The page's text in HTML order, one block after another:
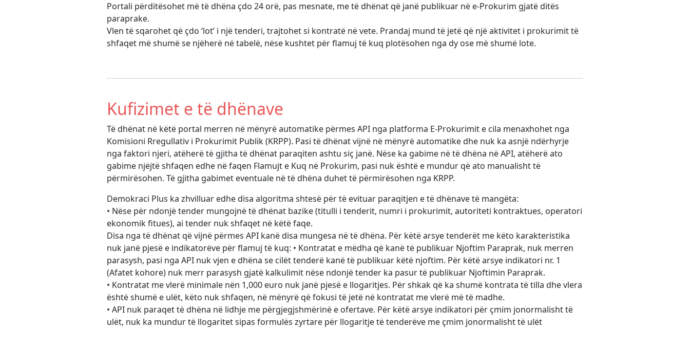
Portali përditësohet më të dhëna çdo 24 orë, pas mesnate, me të dhënat që janë publikuar në e-Prokurim gjatë ditës
paraprake.
Vlen të sqarohet që çdo ‘lot’ i një tenderi, trajtohet si kontratë në vete. Prandaj mund të jetë që një aktivitet i prokurimit të
shfaqet më shumë se njëherë në tabelë, nëse kushtet për flamuj të kuq plotësohen nga dy ose më shumë lote.
Kufizimet e të dhënave
Të dhënat në këtë portal merren në mënyrë automatike përmes API nga platforma E-Prokurimit e cila menaxhohet nga
Komisioni Rregullativ i Prokurimit Publik (KRPP). Pasi të dhënat vijnë në mënyrë automatike dhe nuk ka asnjë ndërhyrje
nga faktori njeri, atëherë të gjitha të dhënat paraqiten ashtu siç janë. Nëse ka gabime në të dhëna në API, atëherë ato
gabime njëjtë shfaqen edhe në faqen Flamujt e Kuq në Prokurim, pasi nuk është e mundur që ato manualisht të
përmirësohen. Të gjitha gabimet eventuale në të dhëna duhet të përmirësohen nga KRPP.
Demokraci Plus ka zhvilluar edhe disa algoritma shtesë për të evituar paraqitjen e të dhënave të mangëta:
• Nëse për ndonjë tender mungojnë të dhënat bazike (titulli i tenderit, numri i prokurimit, autoriteti kontraktues, operatori
ekonomik fitues), ai tender nuk shfaqet në këtë faqe.
Disa nga të dhënat që vijnë përmes API kanë disa mungesa në të dhëna. Për këtë arsye tenderët me këto karakteristika
nuk janë pjesë e indikatorëve për flamuj të kuq: • Kontratat e mëdha që kanë të publikuar Njoftim Paraprak, nuk merren
parasysh, pasi nga API nuk vjen e dhëna se cilët tenderë kanë të publikuar këtë njoftim. Për këtë arsye indikatori nr. 1
(Afatet kohore) nuk merr parasysh gjatë kalkulimit nëse ndonjë tender ka pasur të publikuar Njoftimin Paraprak.
• Kontratat me vlerë minimale nën 1,000 euro nuk janë pjesë e llogaritjes. Për shkak që ka shumë kontrata të tilla dhe vlera
është shumë e ulët, këto nuk shfaqen, në mënyrë që fokusi të jetë në kontratat me vlerë më të madhe.
• API nuk paraqet të dhëna në lidhje me përgjegjshmërinë e ofertave. Për këtë arsye indikatori për çmim jonormalisht të
ulët, nuk ka mundur të llogaritet sipas formulës zyrtare për llogaritje të tenderëve me çmim jonormalisht të ulët